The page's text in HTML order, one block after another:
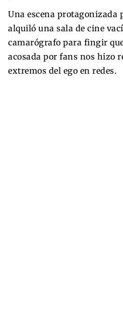
Una escena protagonizada
alquiló una sala de cine
camarógrafo para fingir
acosada por fans nos hizo
extremos del ego en redes.